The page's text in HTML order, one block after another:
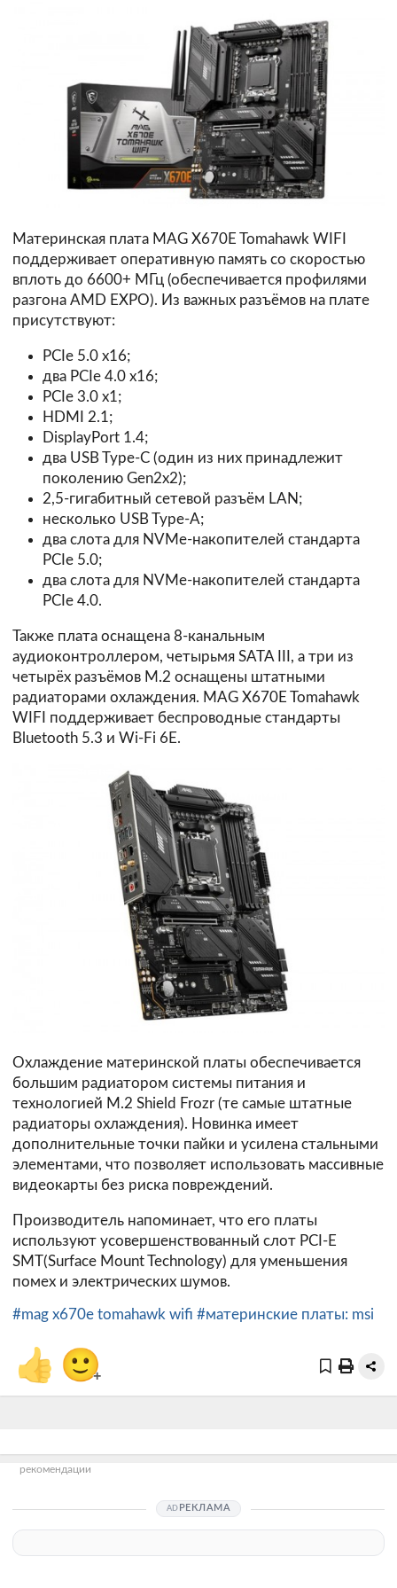
Материнская плата MAG X670E Tomahawk WIFI
поддерживает оперативную память со скоростью
вплоть до 6600+ МГц (обеспечивается профилями
разгона AMD EXPO). Из важных разъёмов на плате
присутствуют:
PCIe 5.0 x16;
два PCIe 4.0 x16;
PCIe 3.0 x1;
HDMI 2.1;
DisplayPort 1.4;
два USB Type-C (один из них принадлежит
поколению Gen2x2);
2,5-гигабитный сетевой разъём LAN;
несколько USB Type-A;
два слота для NVMe-накопителей стандарта
PCIe 5.0;
два слота для NVMe-накопителей стандарта
PCIe 4.0.
Также плата оснащена 8-канальным
аудиоконтроллером, четырьмя SATA III, а три из
четырёх разъёмов M.2 оснащены штатными
радиаторами охлаждения. MAG X670E Tomahawk
WIFI поддерживает беспроводные стандарты
Bluetooth 5.3 и Wi-Fi 6E.
Охлаждение материнской платы обеспечивается
большим радиатором системы питания и
технологией M.2 Shield Frozr (те самые штатные
радиаторы охлаждения). Новинка имеет
дополнительные точки пайки и усилена стальными
элементами, что позволяет использовать массивные
видеокарты без риска повреждений.
Производитель напоминает, что его платы
используют усовершенствованный слот PCI-E
SMT(Surface Mount Technology) для уменьшения
помех и электрических шумов.
#mag x670e tomahawk wifi #материнские платы: msi
👍 🙂+
рекомендации
РЕКЛАМА